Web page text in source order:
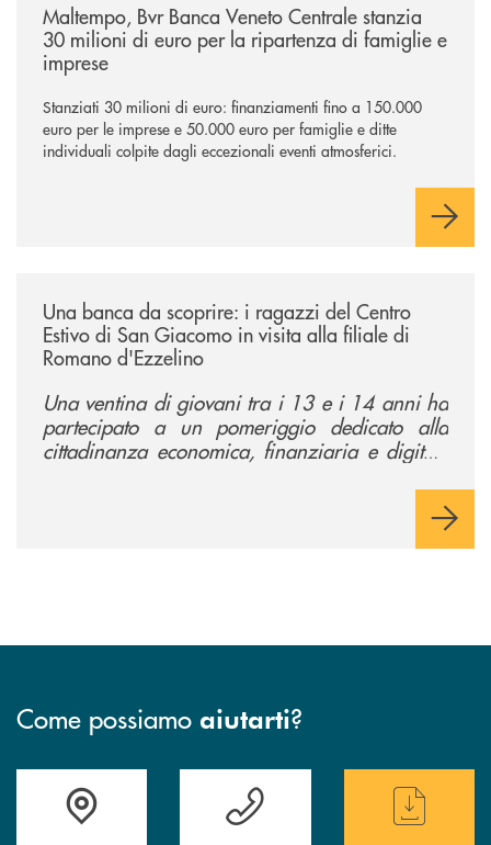
Maltempo, Bvr Banca Veneto Centrale stanzia
30 milioni di euro per la ripartenza di famiglie e
imprese
Stanziati 30 milioni di euro: finanziamenti fino a 150.000
euro per le imprese e 50.000 euro per famiglie e ditte
individuali colpite dagli eccezionali eventi atmosferici.
Una banca da scoprire: i ragazzi del Centro
Estivo di San Giacomo in visita alla filiale di
Romano d'Ezzelino
Una ventina di giovani tra i 13 e i 14 anni ha
partecipato a un pomeriggio dedicato alla
cittadinanza economica, finanziaria e digitale
Come possiamo aiutarti?
Trova la filiale più vicina a teHai bisogno di assistenza immediata ?
Hai bisogno di